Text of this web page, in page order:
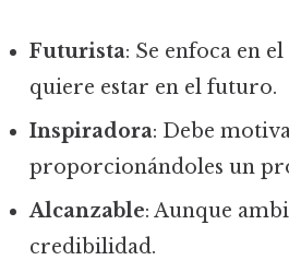
Futurista: Se enfoca en
quiere estar en el futuro.
Inspiradora: Debe
proporcionándoles un
Alcanzable: Aunque
credibilidad.